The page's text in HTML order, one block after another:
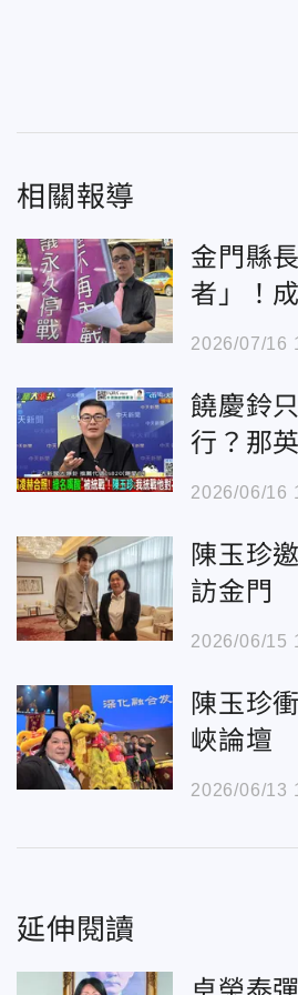
相關報導
金門縣
者」！
布參選
2026/07/16
饒慶鈴
行？那
服？黃
2026/06/16
陳玉珍
訪金門
處理
2026/06/15
陳玉珍
峽論壇
3請求
2026/06/13
延伸閱讀